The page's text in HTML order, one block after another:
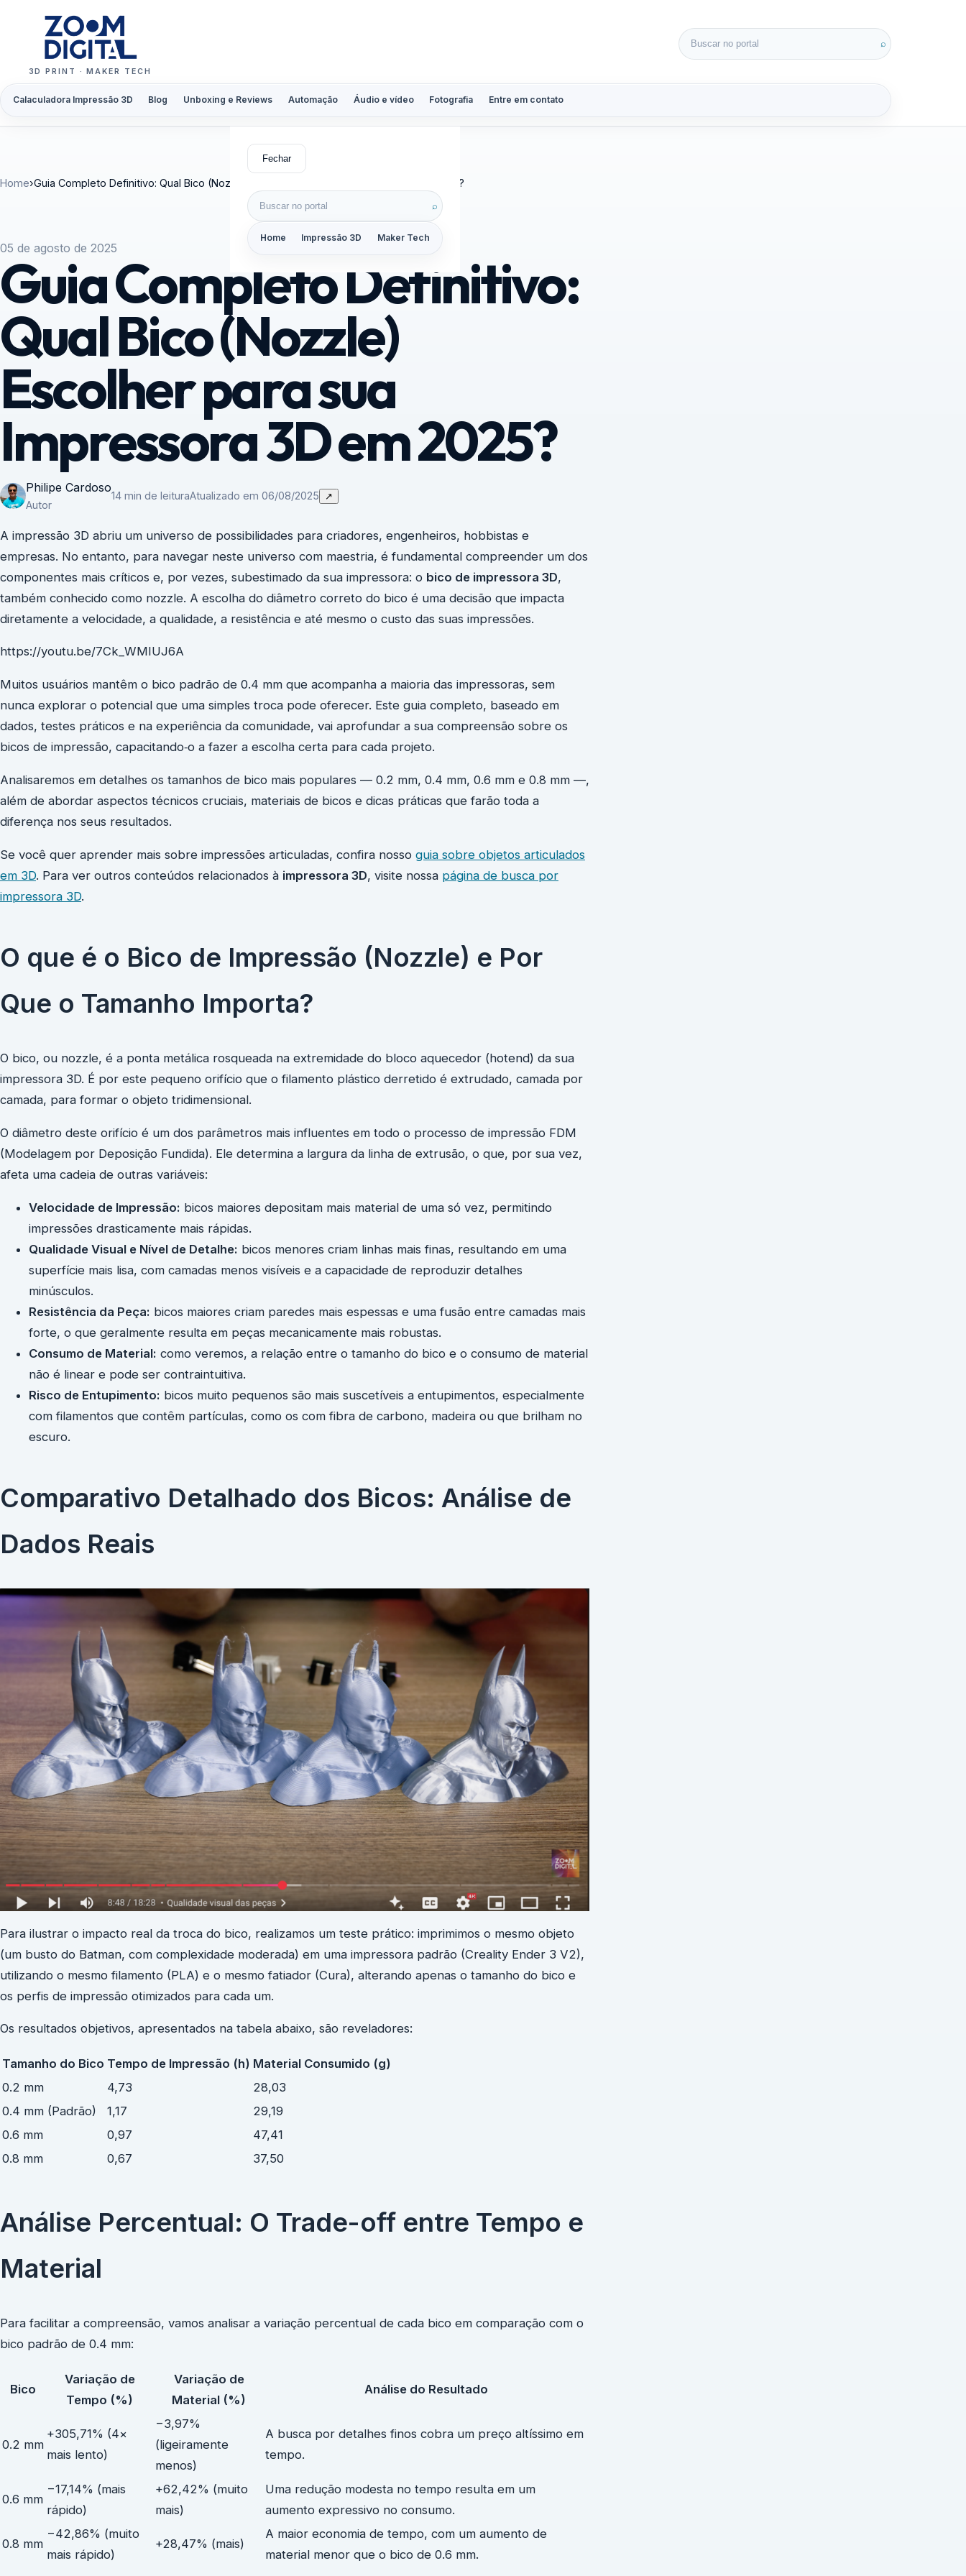
3D PRINT · MAKER TECH
Calaculadora Impressão 3D Blog Unboxing e Reviews Automação Áudio e vídeo Fotografia Entre em contato
Buscar por: ⌕
Fechar
Buscar por: ⌕
Home Impressão 3D Maker Tech
Home›Guia Completo Definitivo: Qual Bico (Nozzle) Escolher para sua Impressora 3D em 2025?
05 de agosto de 2025
Guia Completo Definitivo:
Qual Bico (Nozzle)
Escolher para sua
Impressora 3D em 2025?
Philipe Cardoso
Autor
14 min de leituraAtualizado em 06/08/2025 ↗
A impressão 3D abriu um universo de possibilidades para criadores, engenheiros, hobbistas e
empresas. No entanto, para navegar neste universo com maestria, é fundamental compreender um dos
componentes mais críticos e, por vezes, subestimado da sua impressora: o bico de impressora 3D,
também conhecido como nozzle. A escolha do diâmetro correto do bico é uma decisão que impacta
diretamente a velocidade, a qualidade, a resistência e até mesmo o custo das suas impressões.
https://youtu.be/7Ck_WMIUJ6A
Muitos usuários mantêm o bico padrão de 0.4 mm que acompanha a maioria das impressoras, sem
nunca explorar o potencial que uma simples troca pode oferecer. Este guia completo, baseado em
dados, testes práticos e na experiência da comunidade, vai aprofundar a sua compreensão sobre os
bicos de impressão, capacitando‑o a fazer a escolha certa para cada projeto.
Analisaremos em detalhes os tamanhos de bico mais populares — 0.2 mm, 0.4 mm, 0.6 mm e 0.8 mm —,
além de abordar aspectos técnicos cruciais, materiais de bicos e dicas práticas que farão toda a
diferença nos seus resultados.
Se você quer aprender mais sobre impressões articuladas, confira nosso guia sobre objetos articulados
em 3D. Para ver outros conteúdos relacionados à impressora 3D, visite nossa página de busca por
impressora 3D.
O que é o Bico de Impressão (Nozzle) e Por
Que o Tamanho Importa?
O bico, ou nozzle, é a ponta metálica rosqueada na extremidade do bloco aquecedor (hotend) da sua
impressora 3D. É por este pequeno orifício que o filamento plástico derretido é extrudado, camada por
camada, para formar o objeto tridimensional.
O diâmetro deste orifício é um dos parâmetros mais influentes em todo o processo de impressão FDM
(Modelagem por Deposição Fundida). Ele determina a largura da linha de extrusão, o que, por sua vez,
afeta uma cadeia de outras variáveis:
Velocidade de Impressão: bicos maiores depositam mais material de uma só vez, permitindo
impressões drasticamente mais rápidas.
Qualidade Visual e Nível de Detalhe: bicos menores criam linhas mais finas, resultando em uma
superfície mais lisa, com camadas menos visíveis e a capacidade de reproduzir detalhes
minúsculos.
Resistência da Peça: bicos maiores criam paredes mais espessas e uma fusão entre camadas mais
forte, o que geralmente resulta em peças mecanicamente mais robustas.
Consumo de Material: como veremos, a relação entre o tamanho do bico e o consumo de material
não é linear e pode ser contraintuitiva.
Risco de Entupimento: bicos muito pequenos são mais suscetíveis a entupimentos, especialmente
com filamentos que contêm partículas, como os com fibra de carbono, madeira ou que brilham no
escuro.
Comparativo Detalhado dos Bicos: Análise de
Dados Reais
Para ilustrar o impacto real da troca do bico, realizamos um teste prático: imprimimos o mesmo objeto
(um busto do Batman, com complexidade moderada) em uma impressora padrão (Creality Ender 3 V2),
utilizando o mesmo filamento (PLA) e o mesmo fatiador (Cura), alterando apenas o tamanho do bico e
os perfis de impressão otimizados para cada um.
Os resultados objetivos, apresentados na tabela abaixo, são reveladores:
Tamanho do Bico Tempo de Impressão (h) Material Consumido (g)
0.2 mm
4,73
28,03
0.4 mm (Padrão)
1,17
29,19
0.6 mm
0,97
47,41
0.8 mm
0,67 37,50
Análise Percentual: O Trade-off entre Tempo e
Material
Para facilitar a compreensão, vamos analisar a variação percentual de cada bico em comparação com o
bico padrão de 0.4 mm:
Bico
Variação de
Tempo (%)
Variação de
Material (%)
Análise do Resultado
0.2 mm
+305,71% (4×
mais lento)
−3,97%
(ligeiramente
menos)
A busca por detalhes finos cobra um preço altíssimo em
tempo.
0.6 mm
−17,14% (mais
rápido)
+62,42% (muito
mais)
Uma redução modesta no tempo resulta em um
aumento expressivo no consumo.
0.8 mm
−42,86% (muito
mais rápido)
+28,47% (mais)
A maior economia de tempo, com um aumento de
material menor que o bico de 0.6 mm.